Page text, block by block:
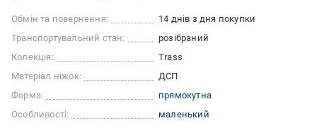
Обмін та повернення:
14 днів з дня покупки
Транспортувальний стан:
розібраний
Колекція:
Trass
Матеріал ніжок:
ДСП
Форма:
прямокутна
Особливості:
маленький